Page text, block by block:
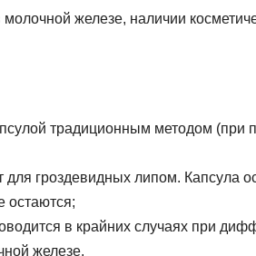
железе, наличии
традиционным методом (при
гроздевидных липом. Капсула
остаются;
в крайних случаях при
железе.